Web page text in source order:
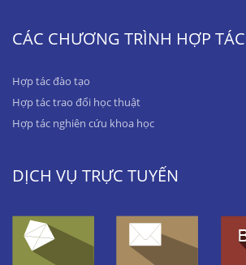
CÁC CHƯƠNG TRÌNH HỢP TÁC
Hợp tác đào tạo
Hợp tác trao đổi học thuật
Hợp tác nghiên cứu khoa học
DỊCH VỤ TRỰC TUYẾN